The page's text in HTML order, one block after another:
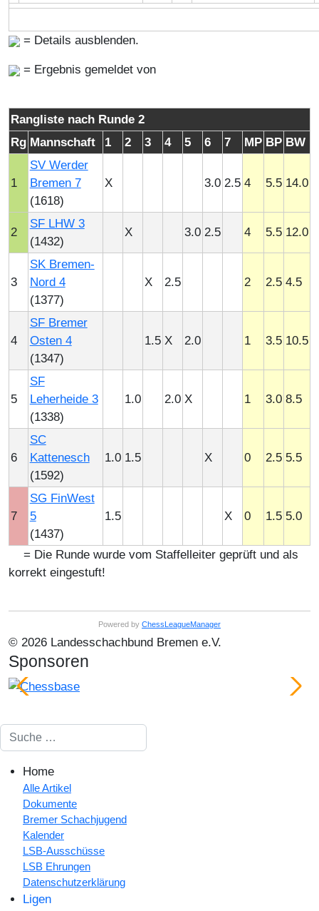
= Details ausblenden.
= Ergebnis gemeldet von
Rangliste nach Runde 2
Rg Mannschaft 1 2 3 4 5 6 7 MP BP BW
1
SV Werder
Bremen 7
(1618)
X 3.0 2.5 4 5.5 14.0
2
SF LHW 3
(1432)
X 3.0 2.5 4 5.5 12.0
3
SK Bremen-
Nord 4
(1377)
X 2.5 2 2.5 4.5
4
SF Bremer
Osten 4
(1347)
1.5 X 2.0 1 3.5 10.5
5
SF
Leherheide 3
(1338)
1.0 2.0 X 1 3.0 8.5
6
SC
Kattenesch
(1592)
1.0 1.5 X 0 2.5 5.5
7
SG FinWest
5
(1437)
1.5 X 0 1.5 5.0
= Die Runde wurde vom Staffelleiter geprüft und als
korrekt eingestuft!
Powered by ChessLeagueManager
© 2026 Landesschachbund Bremen e.V.
Sponsoren
Suchen
Home
Alle Artikel
Dokumente
Bremer Schachjugend
Kalender
LSB-Ausschüsse
LSB Ehrungen
Datenschutzerklärung
Ligen